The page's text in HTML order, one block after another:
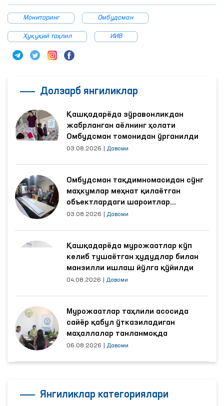
Мониторинг Омбудсман
Ҳуқуқий таҳлил ИИВ
Долзарб янгиликлар
Қашқадарёда зўравонликдан
жабрланган аёлнинг ҳолати
Омбудсман томонидан ўрганилди
03.08.2026 Давоми
Омбудсман тақдимномасидан сўнг
маҳкумлар меҳнат қилаётган
объектлардаги шароитлар
яхшиланди
03.08.2026 Давоми
Қашқадарёда мурожаатлар кўп
келиб тушаётган ҳудудлар билан
манзилли ишлаш йўлга қўйилди
04.08.2026 Давоми
Мурожаатлар таҳлили асосида
сайёр қабул ўтказиладиган
маҳаллалар танланмоқда
06.08.2026 Давоми
Янгиликлар категориялари